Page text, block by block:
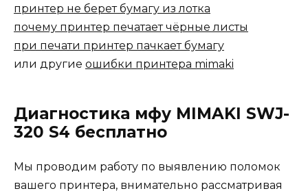
принтер не берет бумагу из лотка
почему принтер печатает чёрные листы
при печати принтер пачкает бумагу
или другие ошибки принтера mimaki
Диагностика мфу MIMAKI SWJ-
320 S4 бесплатно
Мы проводим работу по выявлению поломок
вашего принтера, внимательно рассматривая